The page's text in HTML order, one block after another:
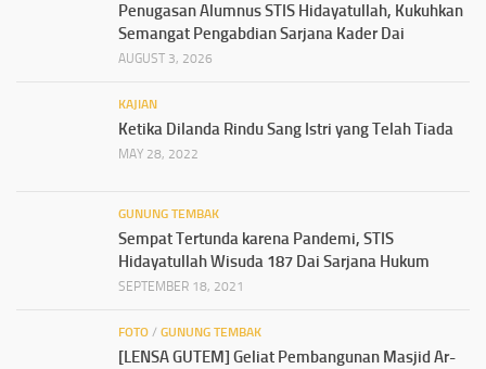
Penugasan Alumnus STIS Hidayatullah, Kukuhkan
Semangat Pengabdian Sarjana Kader Dai
AUGUST 3, 2026
KAJIAN
Ketika Dilanda Rindu Sang Istri yang Telah Tiada
MAY 28, 2022
GUNUNG TEMBAK
Sempat Tertunda karena Pandemi, STIS
Hidayatullah Wisuda 187 Dai Sarjana Hukum
SEPTEMBER 18, 2021
FOTO / GUNUNG TEMBAK
[LENSA GUTEM] Geliat Pembangunan Masjid Ar-